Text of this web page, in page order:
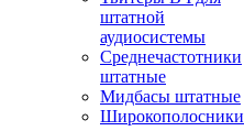
штатной
аудиосистемы
Среднечастотники
штатные
Мидбасы штатные
Широкополосники